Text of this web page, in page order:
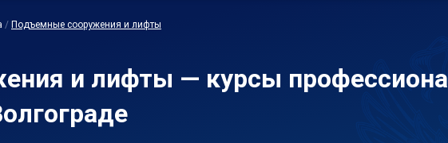
/ Подъемные сооружения и лифты
и лифты — курсы